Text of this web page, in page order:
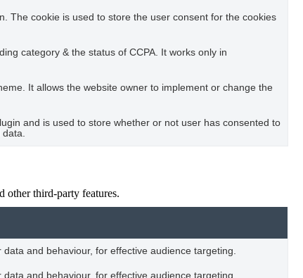
The cookie is used to store the user consent for the cookies
category & the status of CCPA. It works only in
It allows the website owner to implement or change the
and is used to store whether or not user has consented to
data.
other third-party features.
and behaviour, for effective audience targeting.
and behaviour, for effective audience targeting.